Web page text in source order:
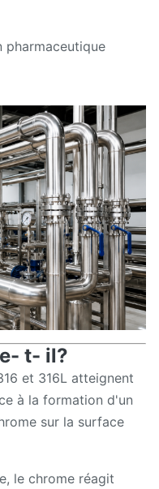
pharmaceutique
t- il?
et 316L atteignent
à la formation d'un
sur la surface
le chrome réagit